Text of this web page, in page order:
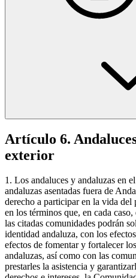
Artículo 6.
exterior
1. Los andaluces y andaluzas en
andaluzas asentadas fuera de
derecho a participar en la vida
en los términos que, en cada
las citadas comunidades podrán
identidad andaluza, con los
efectos de fomentar y fortalecer
andaluzas, así como con las
prestarles la asistencia y